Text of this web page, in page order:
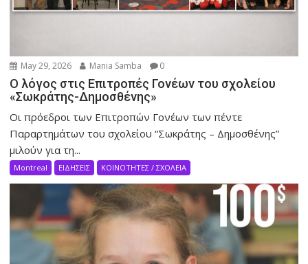
May 29, 2026 Mania Samba 0
Ο λόγος στις Επιτροπές Γονέων του σχολείου
«Σωκράτης-Δημοσθένης»
Οι πρόεδροι των Επιτροπών Γονέων των πέντε
Παραρτημάτων του σχολείου “Σωκράτης – Δημοσθένης”
μιλούν για τη...
Montreal ΕΙΔΗΣΕΙΣ ΚΟΙΝΟΤΗΤΕΣ / ΣΧΟΛΕΙΑ